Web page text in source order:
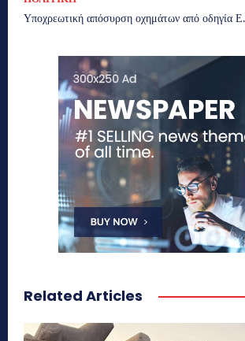
Υποχρεωτική απόσυρση οχημάτων από οδηγία
Related Articles